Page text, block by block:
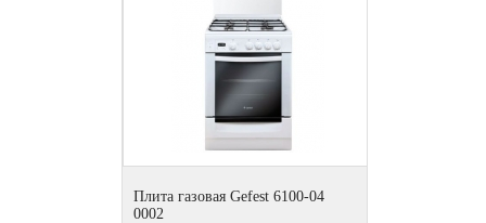
Плита газовая Gefest 6100-04
0002